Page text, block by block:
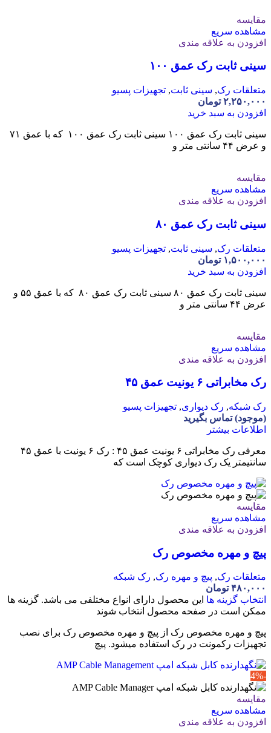
مقایسه
مشاهده سریع
افزودن به علاقه مندی
سینی ثابت رک عمق ۱۰۰
متعلقات رک, سینی ثابت, تجهیزات پسیو
۲,۲۵۰,۰۰۰ تومان
افزودن به سبد خرید
سینی ثابت رک عمق ۱۰۰ سینی ثابت رک عمق ۱۰۰ که با عمق ۷۱
و عرض ۴۴ سانتی متر و
مقایسه
مشاهده سریع
افزودن به علاقه مندی
سینی ثابت رک عمق ۸۰
متعلقات رک, سینی ثابت, تجهیزات پسیو
۱,۵۰۰,۰۰۰ تومان
افزودن به سبد خرید
سینی ثابت رک عمق ۸۰ سینی ثابت رک عمق ۸۰ که با عمق ۵۵ و
عرض ۴۴ سانتی متر و
مقایسه
مشاهده سریع
افزودن به علاقه مندی
رک مخابراتی ۶ یونیت عمق ۴۵
رک شبکه, رک دیواری, تجهیزات پسیو
(موجود) تماس بگیرید
اطلاعات بیشتر
معرفی رک مخابراتی ۶ یونیت عمق ۴۵ : رک ۶ یونیت با عمق ۴۵
سانتیمتر یک رک دیواری کوچک است که
مقایسه
مشاهده سریع
افزودن به علاقه مندی
پیچ و مهره مخصوص رک
متعلقات رک, پیچ و مهره رک, رک شبکه
۴۸۰,۰۰۰ تومان
انتخاب گزینه ها این محصول دارای انواع مختلفی می باشد. گزینه ها
ممکن است در صفحه محصول انتخاب شوند
پیچ و مهره مخصوص رک از پیچ و مهره مخصوص رک برای نصب
تجهیزات رکمونت در رک استفاده میشود. پیچ
-4%
مقایسه
مشاهده سریع
افزودن به علاقه مندی